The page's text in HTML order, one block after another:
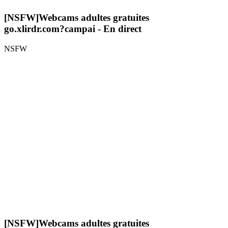
[NSFW]Webcams adultes gratuites
go.xlirdr.com?campai - En direct
NSFW
[NSFW]Webcams adultes gratuites